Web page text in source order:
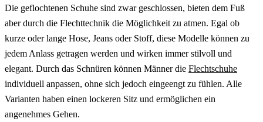
Die geflochtenen Schuhe sind zwar geschlossen, bieten dem Fuß
aber durch die Flechttechnik die Möglichkeit zu atmen. Egal ob
kurze oder lange Hose, Jeans oder Stoff, diese Modelle können zu
jedem Anlass getragen werden und wirken immer stilvoll und
elegant. Durch das Schnüren können Männer die Flechtschuhe
individuell anpassen, ohne sich jedoch eingeengt zu fühlen. Alle
Varianten haben einen lockeren Sitz und ermöglichen ein
angenehmes Gehen.